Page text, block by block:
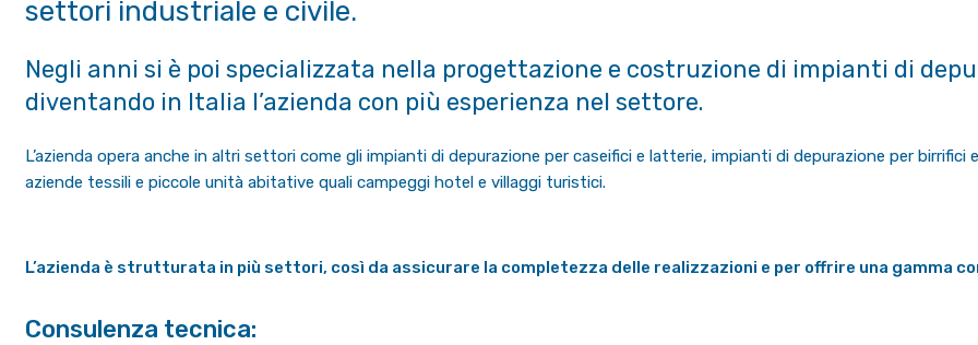
settori industriale e civile.
Negli anni si è poi specializzata nella progettazione e costruzione di impianti di
diventando in Italia l’azienda con più esperienza nel settore.
L’azienda opera anche in altri settori come gli impianti di depurazione per caseifici e latterie, impianti di depurazione per
aziende tessili e piccole unità abitative quali campeggi hotel e villaggi turistici.
L’azienda è strutturata in più settori, così da assicurare la completezza delle realizzazioni e per offrire una gamma
Consulenza tecnica: